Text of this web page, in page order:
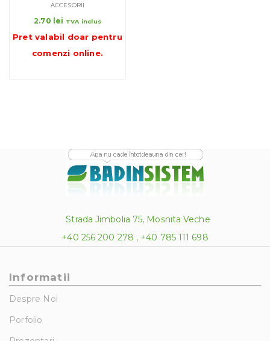
ACCESORII
2.70 lei TVA inclus
Pret valabil doar pentru
comenzi online.
Strada Jimbolia 75, Mosnita Veche
+40 256 200 278 , +40 785 111 698
Informatii
Despre Noi
Porfolio